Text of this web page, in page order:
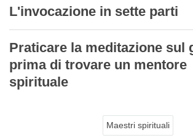
L'invocazione in sette parti
Praticare la meditazione sul
prima di trovare un mentore
spirituale
Maestri spirituali